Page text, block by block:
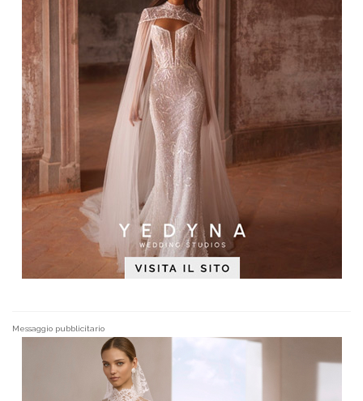
Messaggio pubblicitario